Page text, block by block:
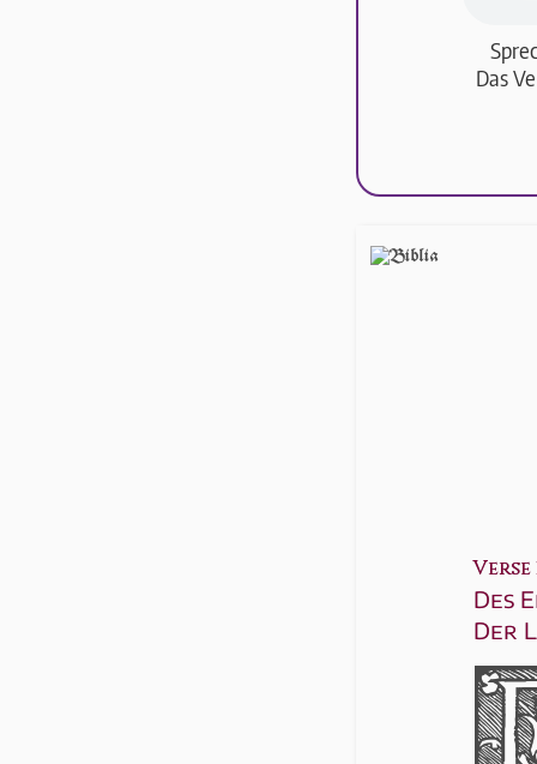
Das
Verse
Des
Der